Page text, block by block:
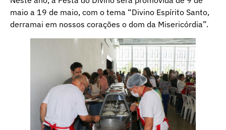
maio a 19 de maio, com o tema “Divino Espírito Santo,
derramai em nossos corações o dom da Misericórdia”.